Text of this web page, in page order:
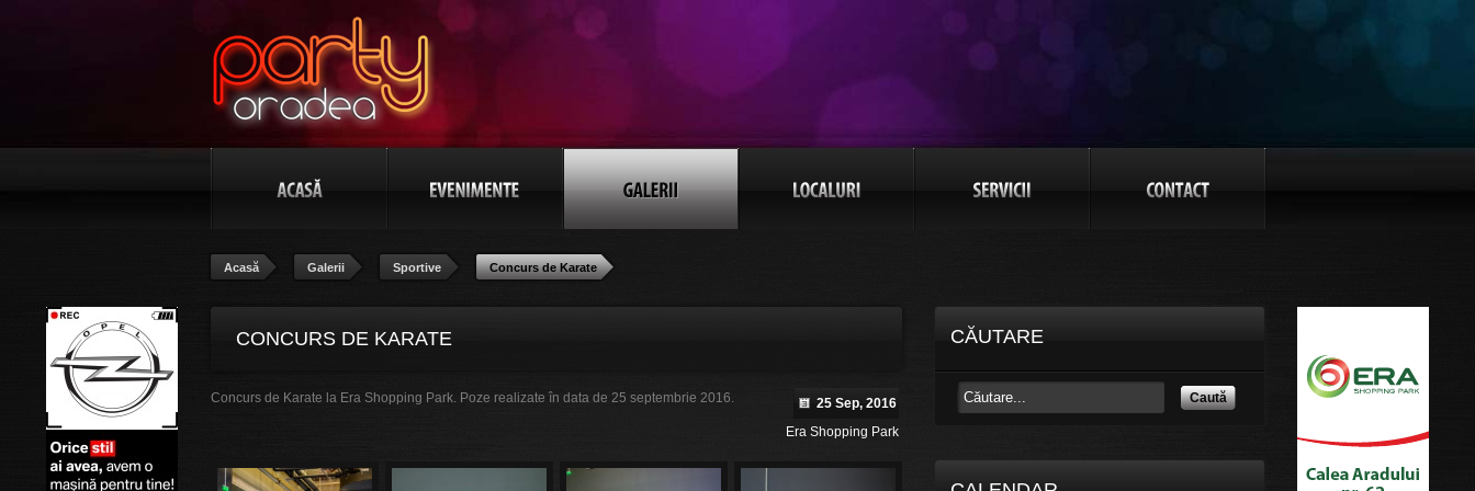
Acasă Galerii Sportive Concurs de Karate
CONCURS DE KARATE
25 Sep, 2016
Era Shopping Park
Concurs de Karate la Era Shopping Park. Poze realizate în data de 25 septembrie 2016.
CĂUTARE
Caută